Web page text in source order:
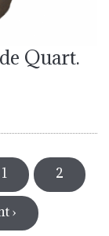
Quart.
1 2
›